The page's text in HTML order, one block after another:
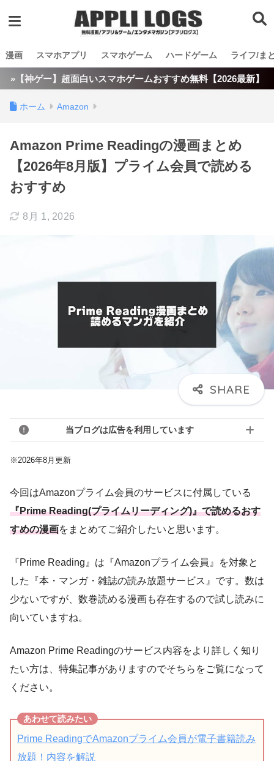
漫画 スマホアプリ スマホゲーム ハードゲーム ライフ/ま
»【神ゲー】超面白いスマホゲームおすすめ無料【2026最新】
ホーム Amazon
Amazon Prime Readingの漫画まとめ
【2026年8月版】プライム会員で読める
おすすめ
8月 1, 2026
当ブログは広告を利用しています
※2026年8月更新
今回はAmazonプライム会員のサービスに付属している
『Prime Reading(プライムリーディング)』で読めるおす
すめの漫画をまとめてご紹介したいと思います。
『Prime Reading』は『Amazonプライム会員』を対象と
した『本・マンガ・雑誌の読み放題サービス』です。数は
少ないですが、数巻読める漫画も存在するので試し読みに
向いていますね。
Amazon Prime Readingのサービス内容をより詳しく知り
たい方は、特集記事がありますのでそちらをご覧になって
ください。
Prime ReadingでAmazonプライム会員が電子書籍読み
放題！内容を解説